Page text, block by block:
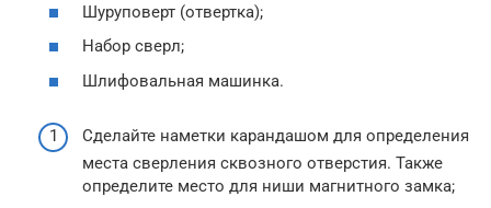
Шуруповерт (отвертка);
Набор сверл;
Шлифовальная машинка.
Сделайте наметки карандашом для определения
места сверления сквозного отверстия. Также
определите место для ниши магнитного замка;